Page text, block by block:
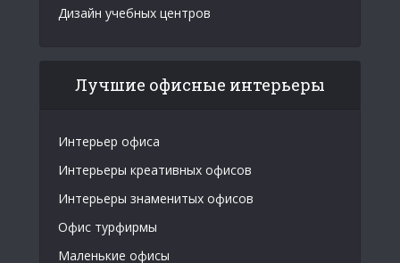
Дизайн учебных центров
Лучшие офисные интерьеры
Интерьер офиса
Интерьеры креативных офисов
Интерьеры знаменитых офисов
Офис турфирмы
Маленькие офисы